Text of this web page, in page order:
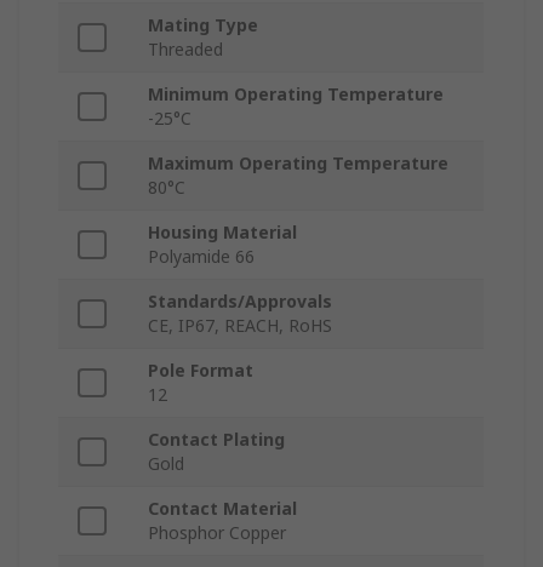
Mating Type
Threaded
Minimum Operating Temperature
-25°C
Maximum Operating Temperature
80°C
Housing Material
Polyamide 66
Standards/Approvals
CE, IP67, REACH, RoHS
Pole Format
12
Contact Plating
Gold
Contact Material
Phosphor Copper